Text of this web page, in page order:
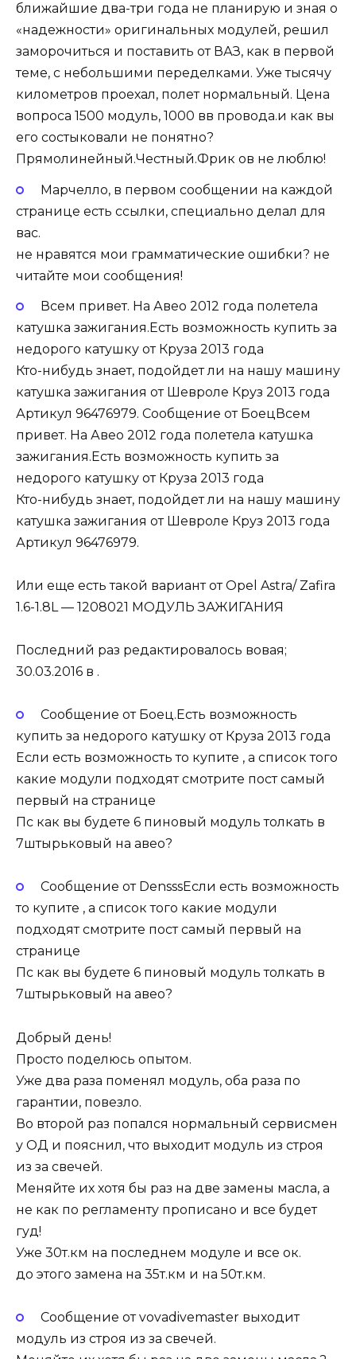
ближайшие два-три года не планирую и зная о
«надежности» оригинальных модулей, решил
заморочиться и поставить от ВАЗ, как в первой
теме, с небольшими переделками. Уже тысячу
километров проехал, полет нормальный. Цена
вопроса 1500 модуль, 1000 вв провода.и как вы
его состыковали не понятно?
Прямолинейный.Честный.Фрик ов не люблю!
Марчелло, в первом сообщении на каждой
странице есть ссылки, специально делал для
вас.
не нравятся мои грамматические ошибки? не
читайте мои сообщения!
Всем привет. На Авео 2012 года полетела
катушка зажигания.Есть возможность купить за
недорого катушку от Круза 2013 года
Кто-нибудь знает, подойдет ли на нашу машину
катушка зажигания от Шевроле Круз 2013 года
Артикул 96476979. Сообщение от БоецВсем
привет. На Авео 2012 года полетела катушка
зажигания.Есть возможность купить за
недорого катушку от Круза 2013 года
Кто-нибудь знает, подойдет ли на нашу машину
катушка зажигания от Шевроле Круз 2013 года
Артикул 96476979.
Или еще есть такой вариант от Opel Astra/ Zafira
1.6-1.8L — 1208021 МОДУЛЬ ЗАЖИГАНИЯ
Последний раз редактировалось вовая;
30.03.2016 в .
Сообщение от Боец.Есть возможность
купить за недорого катушку от Круза 2013 года
Если есть возможность то купите , а список того
какие модули подходят смотрите пост самый
первый на странице
Пс как вы будете 6 пиновый модуль толкать в
7штырьковый на авео?
Сообщение от DensssЕсли есть возможность
то купите , а список того какие модули
подходят смотрите пост самый первый на
странице
Пс как вы будете 6 пиновый модуль толкать в
7штырьковый на авео?
Добрый день!
Просто поделюсь опытом.
Уже два раза поменял модуль, оба раза по
гарантии, повезло.
Во второй раз попался нормальный сервисмен
у ОД и пояснил, что выходит модуль из строя
из за свечей.
Меняйте их хотя бы раз на две замены масла, а
не как по регламенту прописано и все будет
гуд!
Уже 30т.км на последнем модуле и все ок.
до этого замена на 35т.км и на 50т.км.
Сообщение от vovadivemaster выходит
модуль из строя из за свечей.